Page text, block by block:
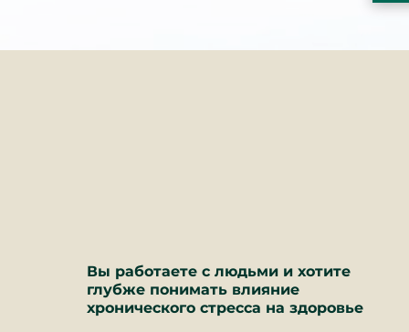
Вы работаете с людьми и хотите
глубже понимать влияние
хронического стресса на здоровье